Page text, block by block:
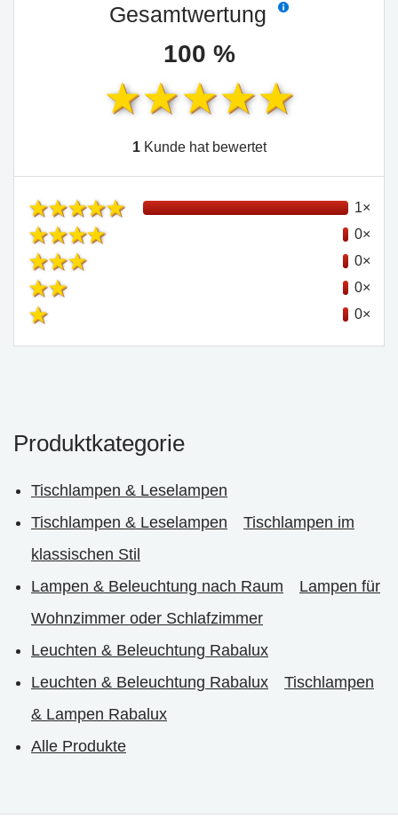
Gesamtwertung
100 %
1Kunde hat bewertet
1×
0×
0×
0×
0×
Produktkategorie
Tischlampen & Leselampen
Tischlampen & Leselampen
Tischlampen im
klassischen Stil
Lampen & Beleuchtung nach Raum
Lampen für
Wohnzimmer oder Schlafzimmer
Leuchten & Beleuchtung Rabalux
Leuchten & Beleuchtung Rabalux
Tischlampen
& Lampen Rabalux
Alle Produkte